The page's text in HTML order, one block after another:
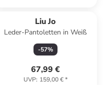
Liu Jo
Leder-Pantoletten in Weiß
-57%
67,99 €
UVP: 159,00 €*